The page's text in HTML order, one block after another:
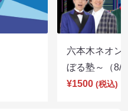
六本木ネオン
ぼる塾～（
¥1500 (税込)